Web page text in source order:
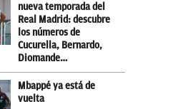
nueva temporada del
Real Madrid: descubre
los números de
Cucurella, Bernardo,
Diomande…
Mbappé ya está de
vuelta